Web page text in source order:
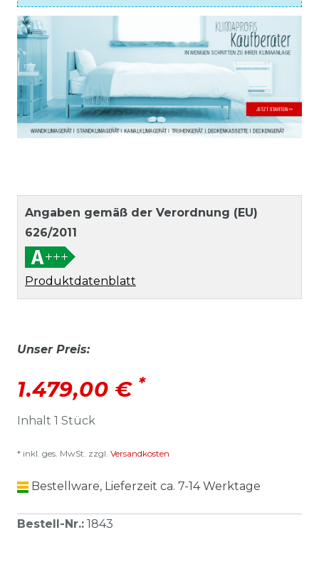
Angaben gemäß der Verordnung (EU)
626/2011
Produktdatenblatt
Unser Preis:
1.479,00 € *
Inhalt 1 Stück
* inkl. ges. MwSt. zzgl. Versandkosten
Bestellware, Lieferzeit ca. 7-14 Werktage
Bestell-Nr.: 1843